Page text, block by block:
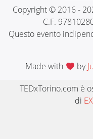
Copyright © 2016 -
C.F.
Questo evento
Made with
by
TEDxTorino.com è
di